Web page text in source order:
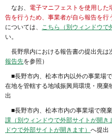
なお、 電子マニフェストを使用した
告を行うため、事業者が自ら報告を行
については、 こちら（別ウィンドウで
い。
長野県内における報告書の提出先は
報告先を参照）
■長野市内、松本市内以外の事業場
在地を管轄する地域振興局環境・廃
出
■長野市内、松本市内の事業場で廃
課（別ウィンドウで外部サイトが開き
ドウで外部サイトが開きます） へ提出